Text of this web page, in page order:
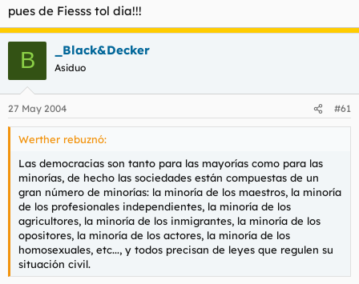
pues de Fiesss tol dia!!!
B _Black&Decker
Asiduo
27 May 2004 #61
Werther rebuznó:
Las democracias son tanto para las mayorías como para las
minorías, de hecho las sociedades están compuestas de un
gran número de minorías: la minoría de los maestros, la minoría
de los profesionales independientes, la minoría de los
agricultores, la minoría de los inmigrantes, la minoría de los
opositores, la minoría de los actores, la minoría de los
homosexuales, etc..., y todos precisan de leyes que regulen su
situación civil.